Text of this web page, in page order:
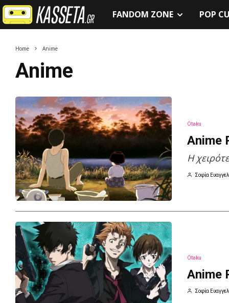
FANDOM ZONE POP
Home Anime
Anime
Otaku
Anime
H
Σοφία
Otaku
Anime
Σοφία